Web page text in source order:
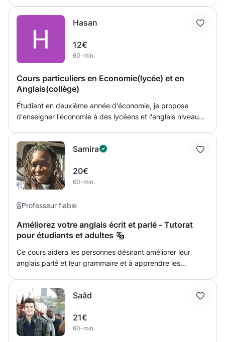
brevet et mon bac avec mention très bien.
Hasan
12€
60-min.
Cours particuliers en Economie(lycée) et en
Anglais(collège)
Étudiant en deuxième année d'économie, je propose
d'enseigner l'économie à des lycéens et l'anglais niveau
et la mémorisation à long terme à travers des techniques
et méthodes de mémorisation prouvés par les
neurosciences.
Samira
20€
60-min.
Professeur fiable
Améliorez votre anglais écrit et parlé - Tutorat
pour étudiants et adultes
Ce cours aidera les personnes désirant améliorer leur
anglais parlé et leur grammaire et à apprendre les
l'anglais à l'école, cette classe peut constituer une plate-
forme d'apprentissage complémentaire à améliorer et je
peux également vous aider à faire vos devoirs d'anglais
jusqu'au niveau BAC.
Saâd
21€
60-min.